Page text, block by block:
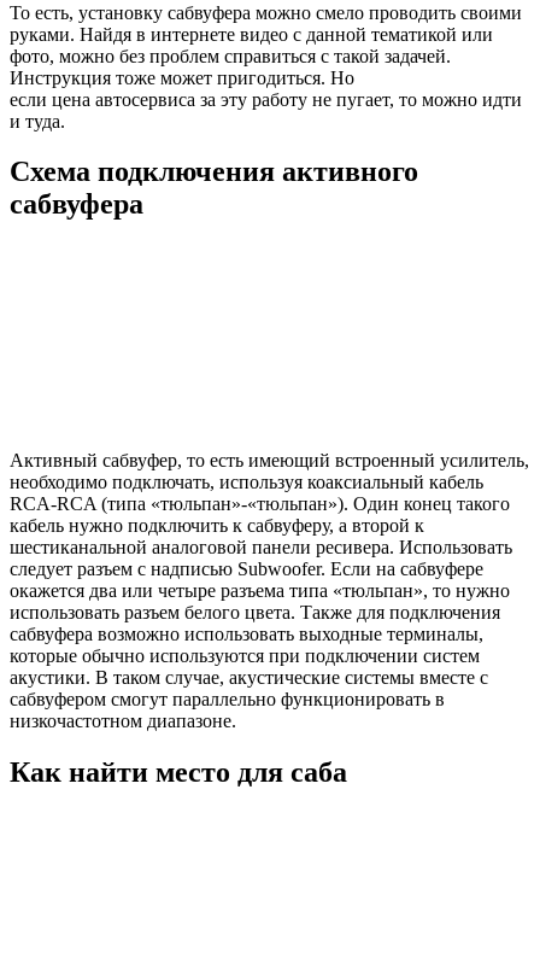
То есть, установку сабвуфера можно смело проводить своими
руками. Найдя в интернете видео с данной тематикой или
фото, можно без проблем справиться с такой задачей.
Инструкция тоже может пригодиться. Но
если цена автосервиса за эту работу не пугает, то можно идти
и туда.
Схема подключения активного
сабвуфера
Активный сабвуфер, то есть имеющий встроенный усилитель,
необходимо подключать, используя коаксиальный кабель
RCA-RCA (типа «тюльпан»-«тюльпан»). Один конец такого
кабель нужно подключить к сабвуферу, а второй к
шестиканальной аналоговой панели ресивера. Использовать
следует разъем с надписью Subwoofer. Если на сабвуфере
окажется два или четыре разъема типа «тюльпан», то нужно
использовать разъем белого цвета. Также для подключения
сабвуфера возможно использовать выходные терминалы,
которые обычно используются при подключении систем
акустики. В таком случае, акустические системы вместе с
сабвуфером смогут параллельно функционировать в
низкочастотном диапазоне.
Как найти место для саба